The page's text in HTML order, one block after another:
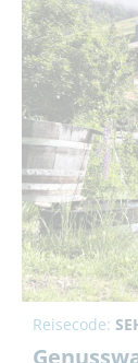
Reisecode: